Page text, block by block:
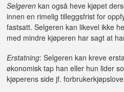
Selgeren kan også heve kjøpet
innen en rimelig tilleggsfrist for
fastsatt. Selgeren kan likevel ikke
med mindre kjøperen har sagt at
Erstatning: Selgeren kan kreve
økonomisk tap han eller hun lider
kjøperens side jf.